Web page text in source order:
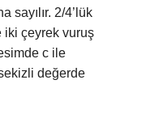
sayılır. 2/4’lük
iki çeyrek vuruş
c ile
değerde